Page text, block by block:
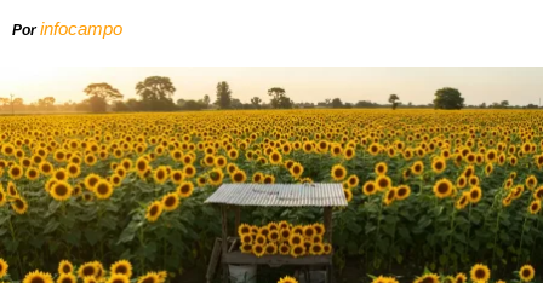
Porinfocampo